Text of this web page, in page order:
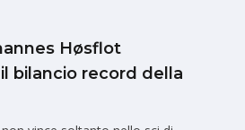
Høsflot
bilancio record della